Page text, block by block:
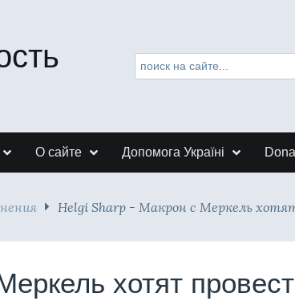
О сайте Допомога Україні
Helgi Sharp - Макрон с Меркель
хотят